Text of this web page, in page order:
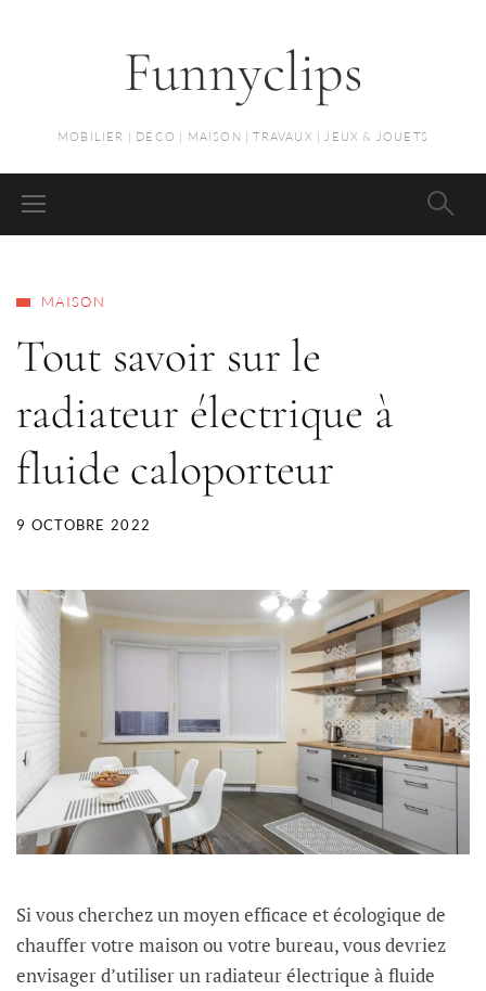
Funnyclips
MOBILIER | DÉCO | MAISON | TRAVAUX | JEUX & JOUETS
MAISON
Tout savoir sur le
radiateur électrique à
fluide caloporteur
9 OCTOBRE 2022
Si vous cherchez un moyen efficace et écologique de
chauffer votre maison ou votre bureau, vous devriez
envisager d’utiliser un radiateur électrique à fluide